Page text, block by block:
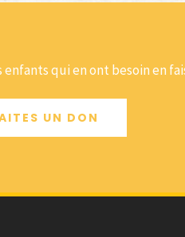
qui en ont besoin en
UN DON